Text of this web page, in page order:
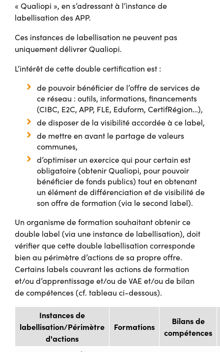
« Qualiopi », en s’adressant à l’instance de
labellisation des APP.
Ces instances de labellisation ne peuvent pas
uniquement délivrer Qualiopi.
L’intérêt de cette double certification est :
de pouvoir bénéficier de l’offre de services de
ce réseau : outils, informations, financements
(CIBC, E2C, APP, FLE, Eduform, CertifRégion…),
de disposer de la visibilité accordée à ce label,
de mettre en avant le partage de valeurs
communes,
d’optimiser un exercice qui pour certain est
obligatoire (obtenir Qualiopi, pour pouvoir
bénéficier de fonds publics) tout en obtenant
un élément de différenciation et de visibilité de
son offre de formation (via le second label).
Un organisme de formation souhaitant obtenir ce
double label (via une instance de labellisation), doit
vérifier que cette double labellisation corresponde
bien au périmètre d’actions de sa propre offre.
Certains labels couvrant les actions de formation
et/ou d’apprentissage et/ou de VAE et/ou de bilan
de compétences (cf. tableau ci-dessous).
Instances de
labellisation/Périmètre
d'actions
Formations
Bilans de
compétences